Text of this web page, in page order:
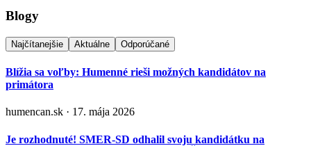
Blogy
Najčítanejšie Aktuálne Odporúčané
Blížia sa voľby: Humenné rieši možných kandidátov na
primátora
humencan.sk · 17. mája 2026
Je rozhodnuté! SMER-SD odhalil svoju kandidátku na